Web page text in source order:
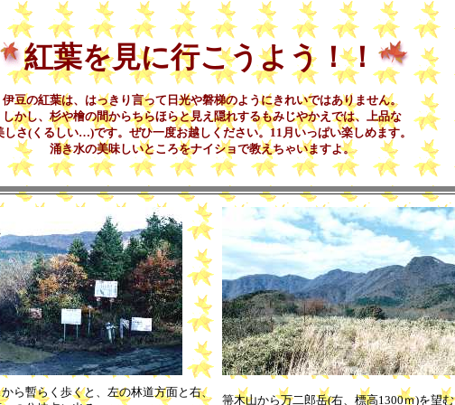
紅葉を見に行こうよう！！
伊豆の紅葉は、はっきり言って日光や磐梯のようにきれいではありません。
しかし、杉や檜の間からちらほらと見え隠れするもみじやかえでは、上品な
しさ(くるしい…)です。ぜひ一度お越しください。11月いっぱい楽しめます。
涌き水の美味しいところをナイショで教えちゃいますよ。
ら暫らく歩くと、左の林道方面と右、
箒木山から万二郎岳(右、標高1300ｍ)を望む